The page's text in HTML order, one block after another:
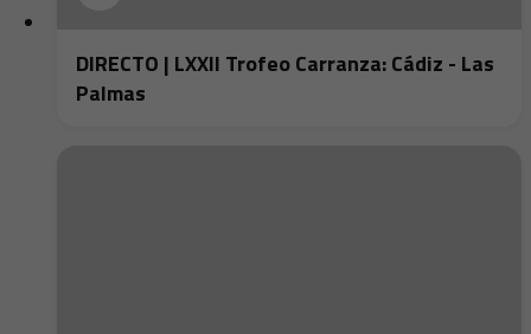
DIRECTO | LXXII Trofeo Carranza: Cádiz - Las
Palmas